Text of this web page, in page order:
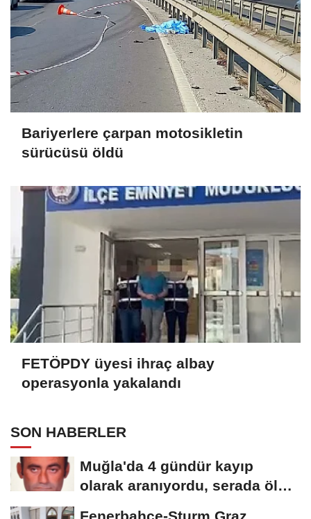
Bariyerlere çarpan motosikletin
sürücüsü öldü
FETÖPDY üyesi ihraç albay
operasyonla yakalandı
SON HABERLER
Muğla'da 4 gündür kayıp
olarak aranıyordu, serada ölü